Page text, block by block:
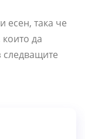
есен, така че
да